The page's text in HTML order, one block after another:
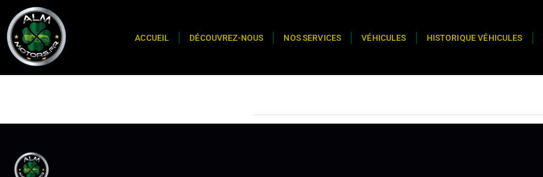
ACCUEIL DÉCOUVREZ-NOUS NOS SERVICES VÉHICULES HISTORIQUE VÉHICULES